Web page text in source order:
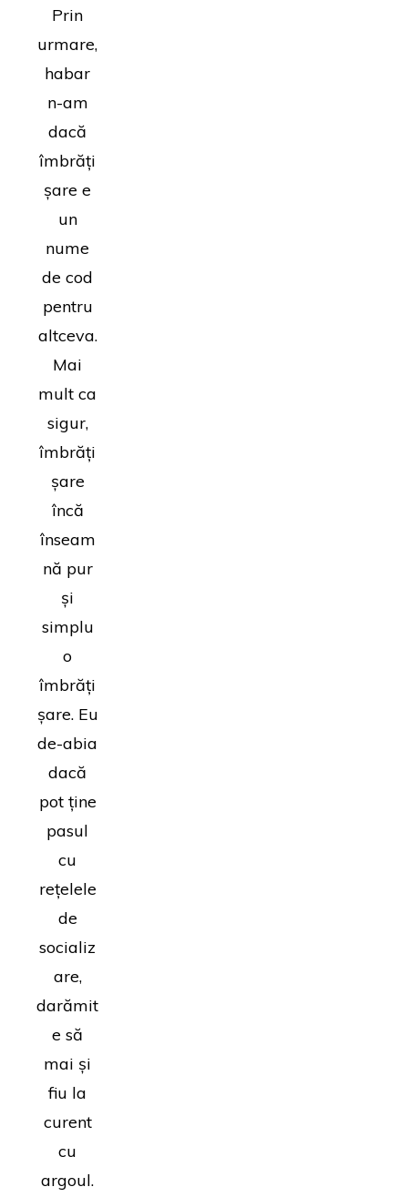
Prin
urmare,
habar
n-am
dacă
îmbrăți
șare e
un
nume
de cod
pentru
altceva.
Mai
mult ca
sigur,
îmbrăți
șare
încă
înseam
nă pur
și
simplu
o
îmbrăți
șare. Eu
de-abia
dacă
pot ține
pasul
cu
rețelele
de
socializ
are,
darămit
e să
mai și
fiu la
curent
cu
argoul.